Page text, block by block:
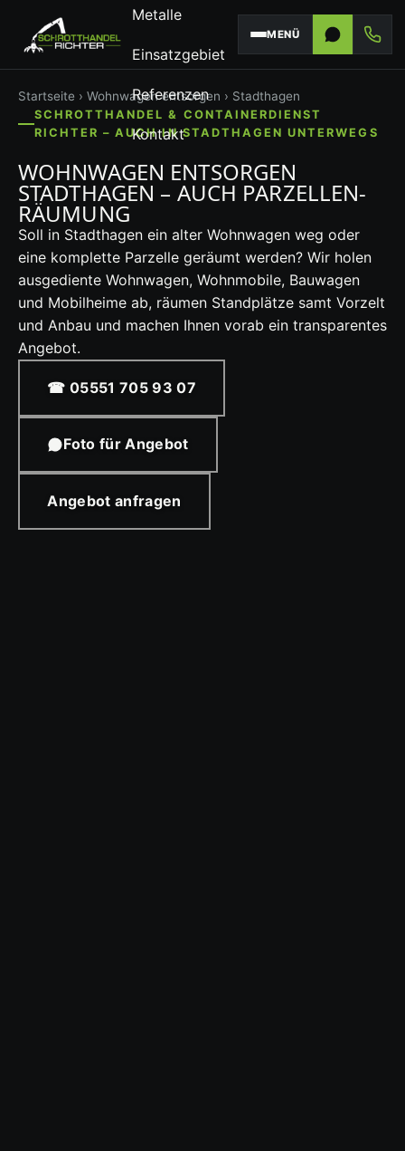
Metalle
Einsatzgebiet
Referenzen
Kontakt
MENÜ
Startseite › Wohnwagen entsorgen › Stadthagen
SCHROTTHANDEL & CONTAINERDIENST
RICHTER – AUCH IN STADTHAGEN UNTERWEGS
WOHNWAGEN ENTSORGEN
STADTHAGEN – AUCH PARZELLEN-
RÄUMUNG
Soll in Stadthagen ein alter Wohnwagen weg oder
eine komplette Parzelle geräumt werden? Wir holen
ausgediente Wohnwagen, Wohnmobile, Bauwagen
und Mobilheime ab, räumen Standplätze samt Vorzelt
und Anbau und machen Ihnen vorab ein transparentes
Angebot.
☎ 05551 705 93 07
Foto für Angebot
Angebot anfragen